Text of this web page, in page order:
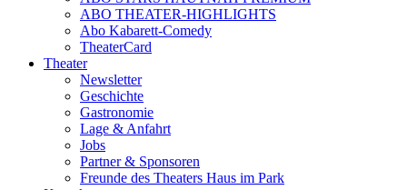
ABO THEATER-HIGHLIGHTS
Abo Kabarett-Comedy
TheaterCard
Theater
Newsletter
Geschichte
Gastronomie
Lage & Anfahrt
Jobs
Partner & Sponsoren
Freunde des Theaters Haus im Park